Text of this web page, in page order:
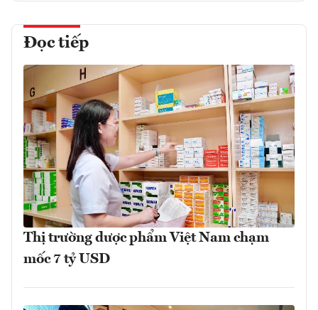
Đọc tiếp
Thị trường dược phẩm Việt Nam chạm
mốc 7 tỷ USD